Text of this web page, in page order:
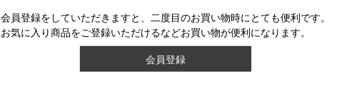
会員登録をしていただきますと、二度目のお買い物時にとても便利です。
お気に入り商品をご登録いただけるなどお買い物が便利になります。
会員登録